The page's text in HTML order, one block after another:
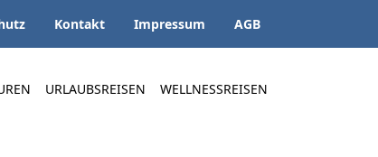
Kontakt Impressum AGB
URLAUBSREISEN WELLNESSREISEN